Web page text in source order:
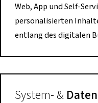
Web, App und Self-
personalisierten
entlang des digitalen
System- &